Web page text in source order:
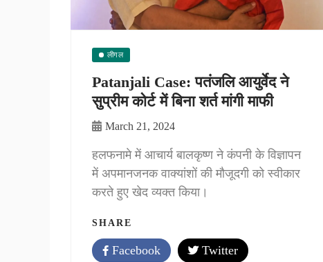
लीगल
Patanjali Case: पतंजलि आयुर्वेद ने
सुप्रीम कोर्ट में बिना शर्त मांगी माफी
March 21, 2024
हलफनामे में आचार्य बालकृष्ण ने कंपनी के विज्ञापन
में अपमानजनक वाक्यांशों की मौजूदगी को स्वीकार
करते हुए खेद व्यक्त किया।
SHARE
Facebook Twitter